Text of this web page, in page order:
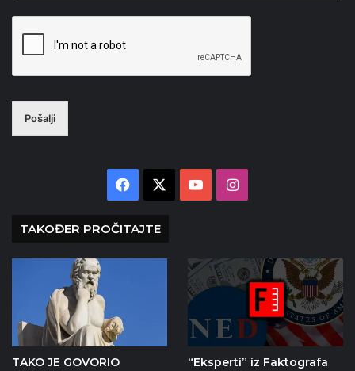
Pošalji
Facebook YouTubeInstagram
TAKOĐER PROČITAJTE
TAKO JE GOVORIO
“Eksperti” iz Faktografa